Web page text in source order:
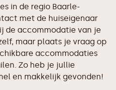
in de regio Baarle-
met de huiseigenaar
de accommodatie van je
maar plaats je vraag op
accommodaties
Zo heb je jullie
en makkelijk gevonden!